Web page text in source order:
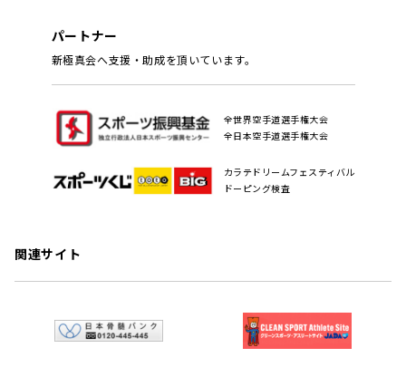
パートナー
新極真会へ支援・助成を頂いています。
全世界空手道選手権大会
全日本空手道選手権大会
カラテドリームフェスティバル
ドーピング検査
関連サイト